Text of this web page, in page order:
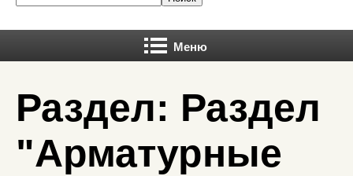
Меню
Раздел: Раздел
"Арматурные